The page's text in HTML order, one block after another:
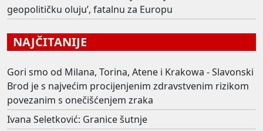
geopolitičku oluju’, fatalnu za Europu
NAJČITANIJE
Gori smo od Milana, Torina, Atene i Krakowa - Slavonski
Brod je s najvećim procijenjenim zdravstvenim rizikom
povezanim s onečišćenjem zraka
Ivana Seletković: Granice šutnje